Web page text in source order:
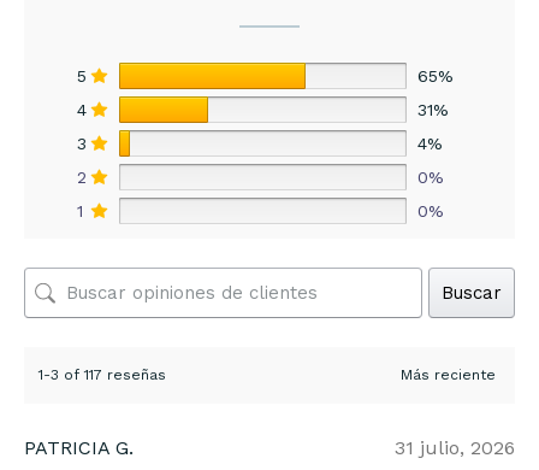
5
65%
4
31%
3
4%
2
0%
1
0%
Buscar
1-3 of 117 reseñas
PATRICIA G. 31 julio, 2026